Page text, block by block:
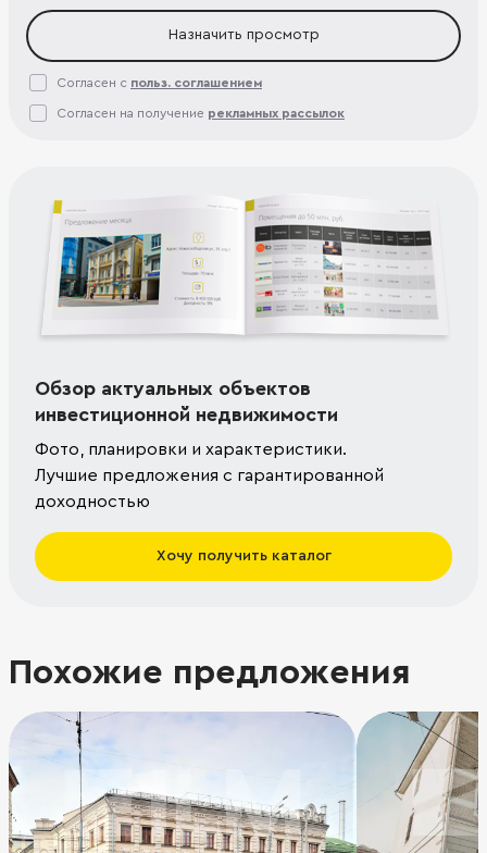
Назначить просмотр
Согласен с польз. соглашением
Согласен на получение рекламных рассылок
Обзор актуальных объектов
инвестиционной недвижимости
Фото, планировки и характеристики.
Лучшие предложения с гарантированной
доходностью
Хочу получить каталог
Похожие предложения